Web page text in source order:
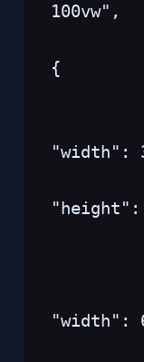
100vw",
{
"width":
"width":